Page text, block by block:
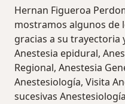
Hernan Figueroa
mostramos algunos de
gracias a su trayectoria
Anestesia epidural,
Regional, Anestesia
Anestesiología, Visita
sucesivas